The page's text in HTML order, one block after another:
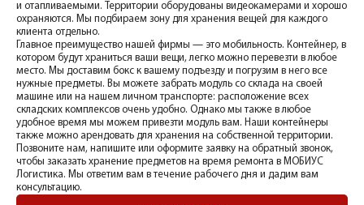
и отапливаемыми. Территории оборудованы видеокамерами и хорошо
охраняются. Мы подбираем зону для хранения вещей для каждого
клиента отдельно.
Главное преимущество нашей фирмы — это мобильность. Контейнер, в
котором будут храниться ваши вещи, легко можно перевезти в любое
место. Мы доставим бокс к вашему подъезду и погрузим в него все
нужные предметы. Вы можете забрать модуль со склада на своей
машине или на нашем личном транспорте: расположение всех
складских комплексов очень удобно. Однако мы также в любое
удобное время мы можем привезти модуль вам. Наши контейнеры
также можно арендовать для хранения на собственной территории.
Позвоните нам, напишите или оформите заявку на обратный звонок,
чтобы заказать хранение предметов на время ремонта в МОБИУС
Логистика. Мы ответим вам в течение рабочего дня и дадим вам
консультацию.